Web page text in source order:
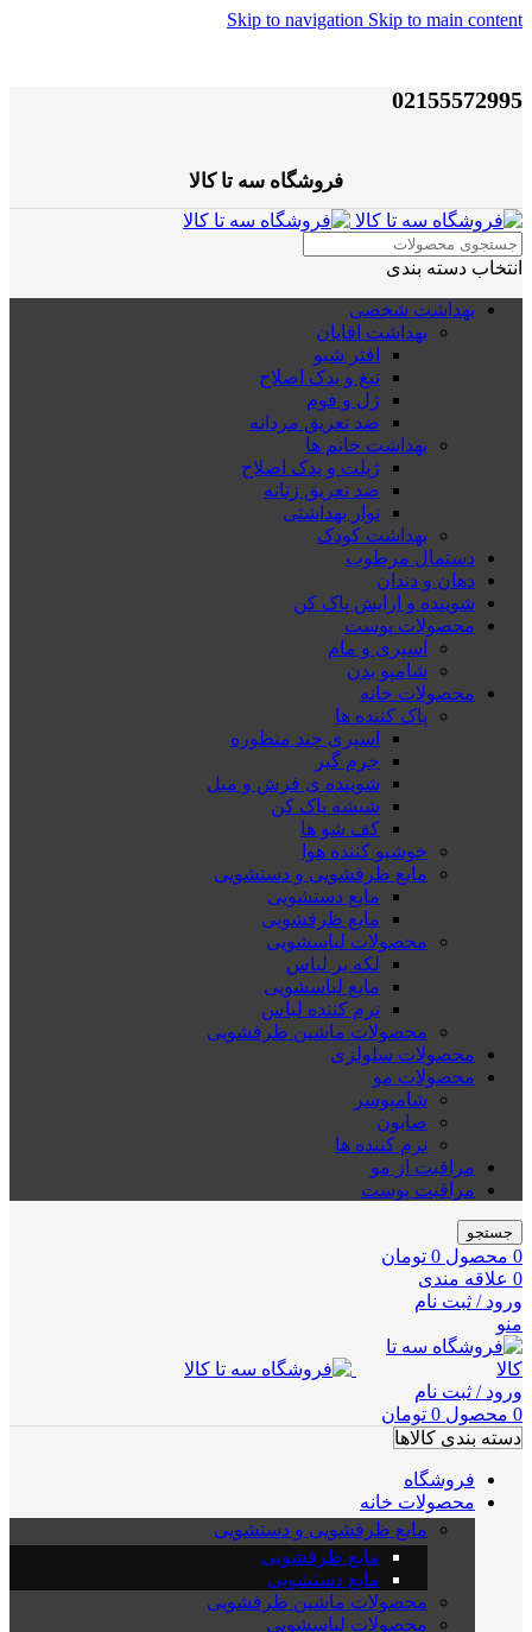
Skip to navigation Skip to main content
02155572995
فروشگاه سه تا کالا
انتخاب دسته بندی
بهداشت شخصی
بهداشت اقایان
افتر شیو
تیغ و یدک اصلاح
ژل و فوم
ضد تعریق مردانه
بهداشت خانم ها
ژیلت و یدک اصلاح
ضد تعریق زنانه
نوار بهداشتی
بهداشت کودک
دستمال مرطوب
دهان و دندان
شوینده و ارایش پاک کن
محصولات پوست
اسپری و مام
شامپو بدن
محصولات خانه
پاک کننده ها
اسپری چند منظوره
جرم گیر
شوینده ی فرش و مبل
شیشه پاک کن
کف شو ها
خوشبو کننده هوا
مایع ظرفشویی و دستشویی
مایع دستشویی
مایع ظرفشویی
محصولات لباسشویی
لکه بر لباس
مایع لباسشویی
نرم کننده لباس
محصولات ماشین ظرفشویی
محصولات سلولزی
محصولات مو
شامپوسر
صابون
نرم کننده ها
مراقبت از مو
مراقبت پوست
جستجو
0 محصول 0 تومان
0 علاقه مندی
ورود / ثبت نام
منو
ورود / ثبت نام
0 محصول 0 تومان
دسته بندی کالاها
فروشگاه
محصولات خانه
مایع ظرفشویی و دستشویی
مایع ظرفشویی
مایع دستشویی
محصولات ماشین ظرفشویی
محصولات لباسشویی